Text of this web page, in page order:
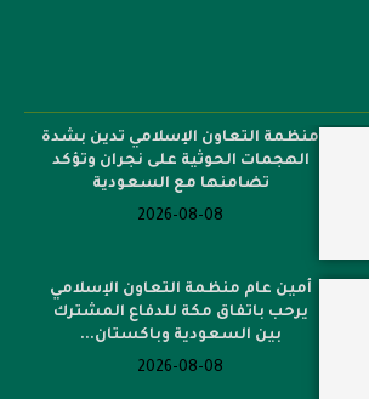
منظمة التعاون الإسلامي تدين بشدة
الهجمات الحوثية على نجران وتؤكد
تضامنها مع السعودية
2026-08-08
أمين عام منظمة التعاون الإسلامي
يرحب باتفاق مكة للدفاع المشترك
بين السعودية وباكستان...
2026-08-08